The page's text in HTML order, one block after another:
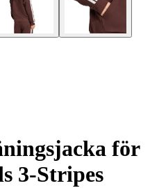
för
3-Stripes